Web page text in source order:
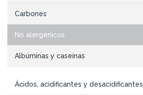
Carbones
No alergénicos
Albúminas y caseínas
Ácidos, acidificantes y desacidificantes